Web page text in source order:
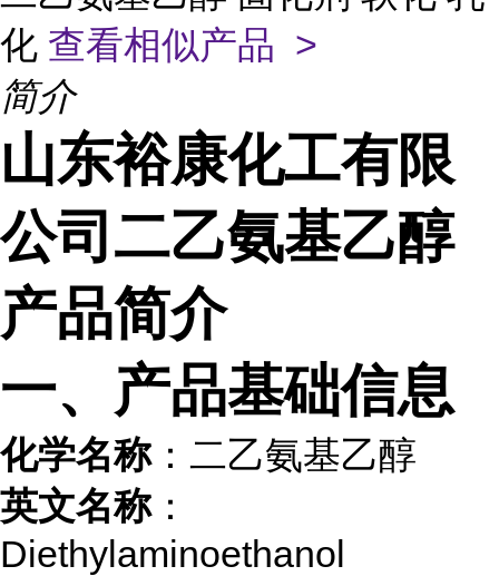
化 查看相似产品 >
简介
山东裕康化工有限
公司二乙氨基乙醇
产品简介
一、产品基础信息
化学名称：二乙氨基乙醇
英文名称：
Diethylaminoethanol